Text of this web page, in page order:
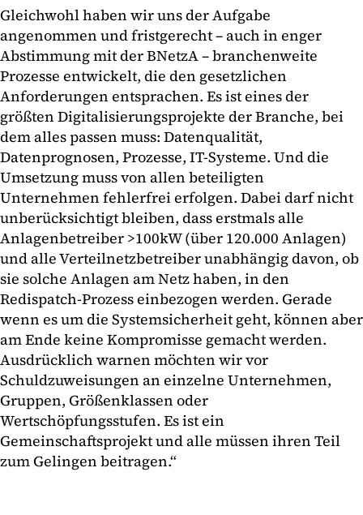
Gleichwohl haben wir uns der Aufgabe
angenommen und fristgerecht – auch in enger
Abstimmung mit der BNetzA – branchenweite
Prozesse entwickelt, die den gesetzlichen
Anforderungen entsprachen. Es ist eines der
größten Digitalisierungsprojekte der Branche, bei
dem alles passen muss: Datenqualität,
Datenprognosen, Prozesse, IT-Systeme. Und die
Umsetzung muss von allen beteiligten
Unternehmen fehlerfrei erfolgen. Dabei darf nicht
unberücksichtigt bleiben, dass erstmals alle
Anlagenbetreiber >100kW (über 120.000 Anlagen)
und alle Verteilnetzbetreiber unabhängig davon, ob
sie solche Anlagen am Netz haben, in den
Redispatch-Prozess einbezogen werden. Gerade
wenn es um die Systemsicherheit geht, können aber
am Ende keine Kompromisse gemacht werden.
Ausdrücklich warnen möchten wir vor
Schuldzuweisungen an einzelne Unternehmen,
Gruppen, Größenklassen oder
Wertschöpfungsstufen. Es ist ein
Gemeinschaftsprojekt und alle müssen ihren Teil
zum Gelingen beitragen.“